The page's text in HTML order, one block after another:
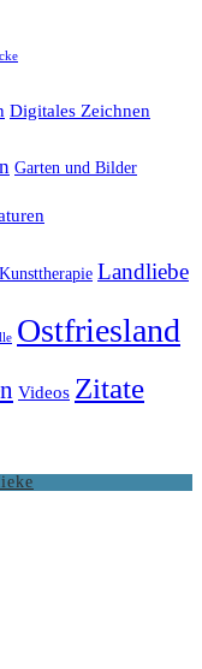
Digitales Zeichnen
Garten und Bilder
Kunsttherapie Landliebe
Ostfriesland
Videos Zitate